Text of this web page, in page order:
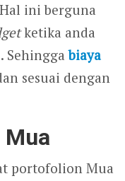
ini berguna
ketika anda
Sehinggabiaya
sesuai dengan
portofolion Mua